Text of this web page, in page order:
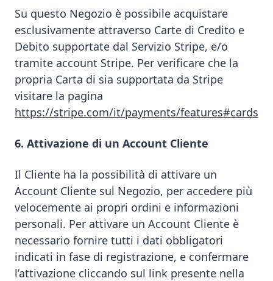
Su questo Negozio è possibile acquistare
esclusivamente attraverso Carte di Credito e
Debito supportate dal Servizio Stripe, e/o
tramite account Stripe. Per verificare che la
propria Carta di sia supportata da Stripe
visitare la pagina
https://stripe.com/it/payments/features#cards
6. Attivazione di un Account Cliente
Il Cliente ha la possibilità di attivare un
Account Cliente sul Negozio, per accedere più
velocemente ai propri ordini e informazioni
personali. Per attivare un Account Cliente è
necessario fornire tutti i dati obbligatori
indicati in fase di registrazione, e confermare
l’attivazione cliccando sul link presente nella